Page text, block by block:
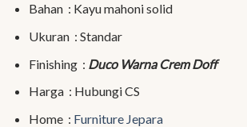
Bahan : Kayu mahoni solid
Ukuran : Standar
Finishing : Duco Warna Crem Doff
Harga : Hubungi CS
Home : Furniture Jepara